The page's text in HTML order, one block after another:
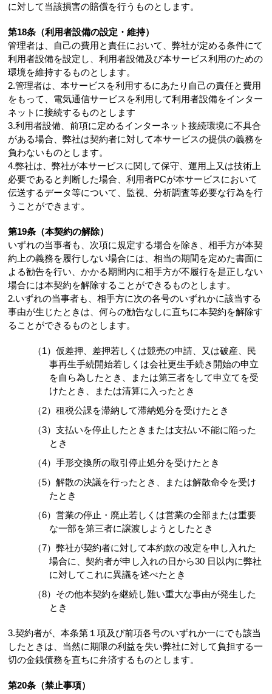
に対して当該損害の賠償を行うものとします。
第18条（利用者設備の設定・維持）
管理者は、自己の費用と責任において、弊社が定める条件にて
利用者設備を設定し、利用者設備及び本サービス利用のための
環境を維持するものとします。
2.管理者は、本サービスを利用するにあたり自己の責任と費用
をもって、電気通信サービスを利用して利用者設備をインター
ネットに接続するものとします
3.利用者設備、前項に定めるインターネット接続環境に不具合
がある場合、弊社は契約者に対して本サービスの提供の義務を
負わないものとします。
4.弊社は、弊社が本サービスに関して保守、運用上又は技術上
必要であると判断した場合、利用者PCが本サービスにおいて
伝送するデータ等について、監視、分析調査等必要な行為を行
うことができます。
第19条（本契約の解除）
いずれの当事者も、次項に規定する場合を除き、相手方が本契
約上の義務を履行しない場合には、相当の期間を定めた書面に
よる勧告を行い、かかる期間内に相手方が不履行を是正しない
場合には本契約を解除することができるものとします。
2.いずれの当事者も、相手方に次の各号のいずれかに該当する
事由が生じたときは、何らの勧告なしに直ちに本契約を解除す
ることができるものとします。
（1）仮差押、差押若しくは競売の申請、又は破産、民
事再生手続開始若しくは会社更生手続き開始の申立
を自ら為したとき、または第三者をして申立てを受
けたとき、または清算に入ったとき
（2）租税公課を滞納して滞納処分を受けたとき
（3）支払いを停止したときまたは支払い不能に陥った
とき
（4）手形交換所の取引停止処分を受けたとき
（5）解散の決議を行ったとき、または解散命令を受け
たとき
（6）営業の停止・廃止若しくは営業の全部または重要
な一部を第三者に譲渡しようとしたとき
（7）弊社が契約者に対して本約款の改定を申し入れた
場合に、契約者が申し入れの日から30 日以内に弊社
に対してこれに異議を述べたとき
（8）その他本契約を継続し難い重大な事由が発生した
とき
3.契約者が、本条第１項及び前項各号のいずれか一にでも該当
したときは、当然に期限の利益を失い弊社に対して負担する一
切の金銭債務を直ちに弁済するものとします。
第20条（禁止事項）